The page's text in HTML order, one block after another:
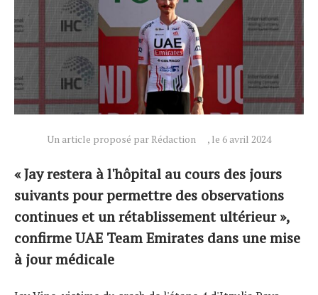
Un article proposé par Rédaction , le 6 avril 2024
« Jay restera à l'hôpital au cours des jours
suivants pour permettre des observations
continues et un rétablissement ultérieur »,
confirme UAE Team Emirates dans une mise
à jour médicale
Technologies
Tests de produits
Tous nos articles
À propos